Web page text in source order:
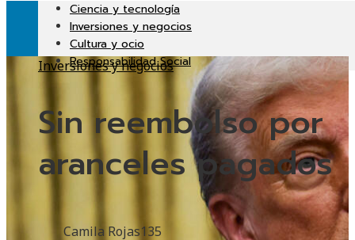
Ciencia y tecnología
Inversiones y negocios
Cultura y ocio
Responsabilidad Social
Inversiones y negocios
Sin reembolso por
aranceles pagados
Camila Rojas135